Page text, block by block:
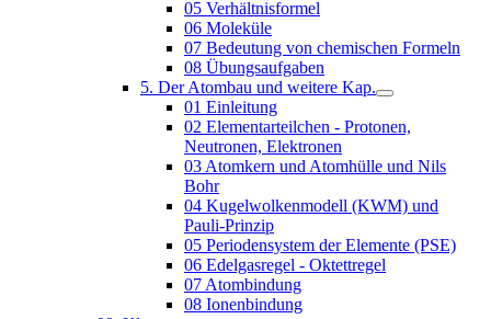
05 Verhältnisformel
06 Moleküle
07 Bedeutung von chemischen Formeln
08 Übungsaufgaben
5. Der Atombau und weitere Kap.
01 Einleitung
02 Elementarteilchen - Protonen,
Neutronen, Elektronen
03 Atomkern und Atomhülle und Nils
Bohr
04 Kugelwolkenmodell (KWM) und
Pauli-Prinzip
05 Periodensystem der Elemente (PSE)
06 Edelgasregel - Oktettregel
07 Atombindung
08 Ionenbindung